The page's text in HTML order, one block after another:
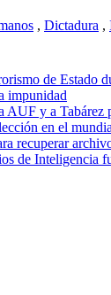
, Dictadura ,
de Estado
impunidad
AUF y a Tabárez
en el
recuperar
de Inteligencia